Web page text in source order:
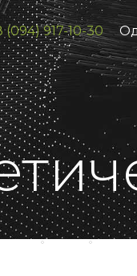
(094) 917-10-30